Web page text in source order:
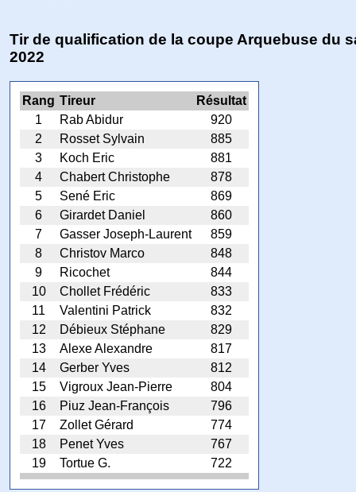
Tir de qualification de la coupe Arquebuse du
2022
Rang Tireur
Résultat
1
Rab Abidur
920
2
Rosset Sylvain
885
3
Koch Eric
881
4
Chabert Christophe
878
5
Sené Eric
869
6
Girardet Daniel
860
7
Gasser Joseph-Laurent
859
8
Christov Marco
848
9
Ricochet
844
10
Chollet Frédéric
833
11
Valentini Patrick
832
12
Débieux Stéphane
829
13
Alexe Alexandre
817
14
Gerber Yves
812
15
Vigroux Jean-Pierre
804
16
Piuz Jean-François
796
17
Zollet Gérard
774
18
Penet Yves
767
19
Tortue G. 722